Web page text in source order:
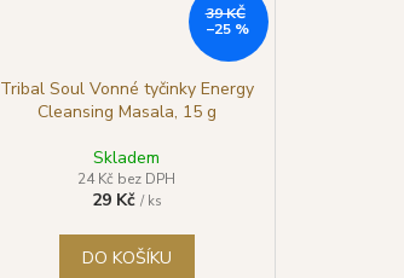
39 KČ
–25 %
Tribal Soul Vonné tyčinky Energy
Cleansing Masala, 15 g
Skladem
24 Kč bez DPH
29 Kč/ ks
DO KOŠÍKU